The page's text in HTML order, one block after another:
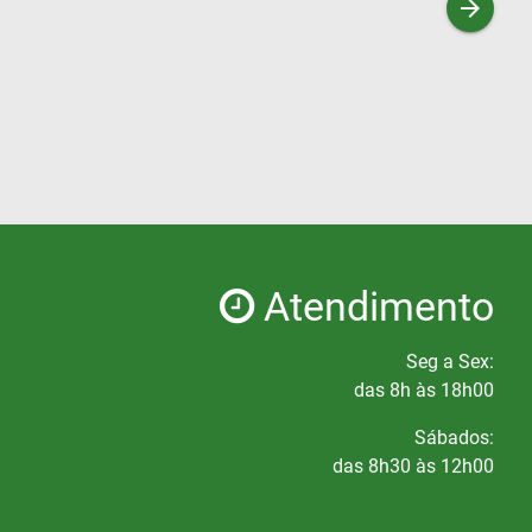
arrow_forward
Atendimento
Seg a Sex:
das 8h às 18h00
Sábados:
das 8h30 às 12h00